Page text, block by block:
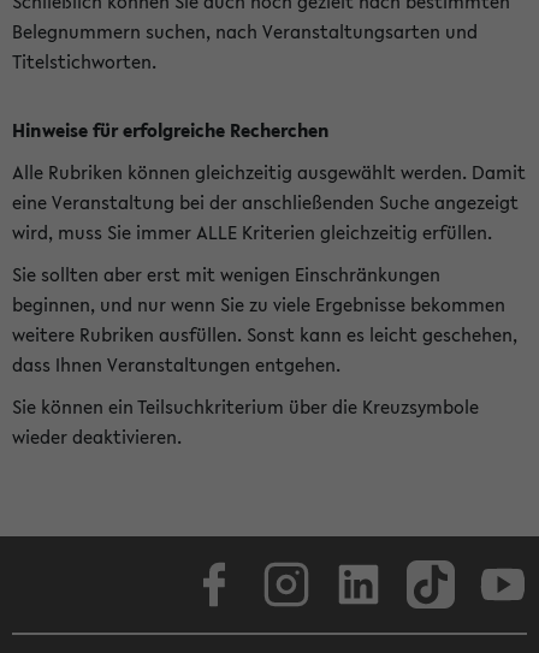
Belegnummern suchen, nach Veranstaltungsarten und
Titelstichworten.
Hinweise für erfolgreiche Recherchen
Alle Rubriken können gleichzeitig ausgewählt werden. Damit
eine Veranstaltung bei der anschließenden Suche angezeigt
wird, muss Sie immer ALLE Kriterien gleichzeitig erfüllen.
Sie sollten aber erst mit wenigen Einschränkungen
beginnen, und nur wenn Sie zu viele Ergebnisse bekommen
weitere Rubriken ausfüllen. Sonst kann es leicht geschehen,
dass Ihnen Veranstaltungen entgehen.
Sie können ein Teilsuchkriterium über die Kreuzsymbole
wieder deaktivieren.